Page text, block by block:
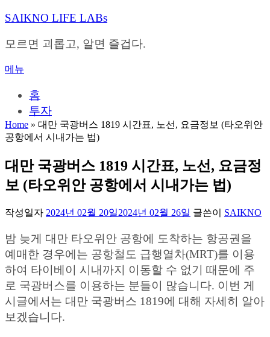
내
으
바
SAIKNO LIFE LABs
모르면 괴롭고, 알면 즐겁다.
메뉴
홈
투자
Home » 대만 국광버스 1819 시간표, 노선, 요금정보 (타오위안
공항에서 시내가는 법)
대만 국광버스 1819 시간표, 노선, 요금정
보 (타오위안 공항에서 시내가는 법)
작성일자 2024년 02월 20일2024년 02월 26일 글쓴이 SAIKNO
밤 늦게 대만 타오위안 공항에 도착하는 항공권을
예매한 경우에는 공항철도 급행열차(MRT)를 이용
하여 타이베이 시내까지 이동할 수 없기 때문에 주
로 국광버스를 이용하는 분들이 많습니다. 이번 게
시글에서는 대만 국광버스 1819에 대해 자세히 알아
보겠습니다.